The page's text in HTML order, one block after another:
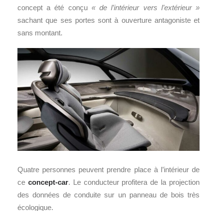
concept a été conçu« de l’intérieur vers l’extérieur »
sachant que ses portes sont à ouverture antagoniste et
sans montant.
Quatre personnes peuvent prendre place à l’intérieur de
ce concept-car. Le conducteur profitera de la projection
des données de conduite sur un panneau de bois très
écologique.